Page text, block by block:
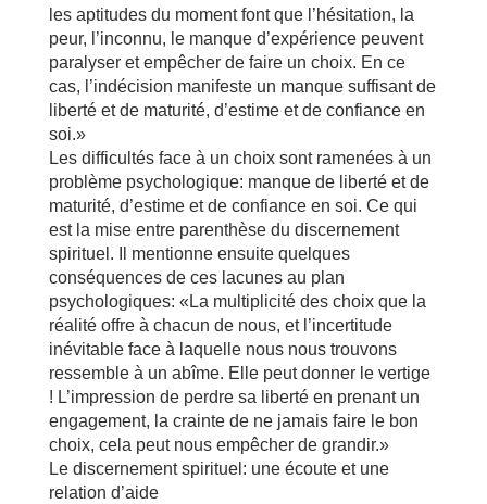
les aptitudes du moment font que l’hésitation, la
peur, l’inconnu, le manque d’expérience peuvent
paralyser et empêcher de faire un choix. En ce
cas, l’indécision manifeste un manque suffisant de
liberté et de maturité, d’estime et de confiance en
soi.»
Les difficultés face à un choix sont ramenées à un
problème psychologique: manque de liberté et de
maturité, d’estime et de confiance en soi. Ce qui
est la mise entre parenthèse du discernement
spirituel. Il mentionne ensuite quelques
conséquences de ces lacunes au plan
psychologiques: «La multiplicité des choix que la
réalité offre à chacun de nous, et l’incertitude
inévitable face à laquelle nous nous trouvons
ressemble à un abîme. Elle peut donner le vertige
! L’impression de perdre sa liberté en prenant un
engagement, la crainte de ne jamais faire le bon
choix, cela peut nous empêcher de grandir.»
Le discernement spirituel: une écoute et une
relation d’aide